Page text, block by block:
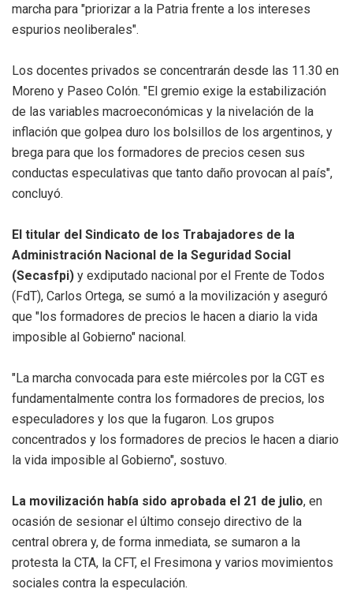
marcha para "priorizar a la Patria frente a los intereses
espurios neoliberales".
Los docentes privados se concentrarán desde las 11.30 en
Moreno y Paseo Colón. "El gremio exige la estabilización
de las variables macroeconómicas y la nivelación de la
inflación que golpea duro los bolsillos de los argentinos, y
brega para que los formadores de precios cesen sus
conductas especulativas que tanto daño provocan al país",
concluyó.
El titular del Sindicato de los Trabajadores de la
Administración Nacional de la Seguridad Social
(Secasfpi) y exdiputado nacional por el Frente de Todos
(FdT), Carlos Ortega, se sumó a la movilización y aseguró
que "los formadores de precios le hacen a diario la vida
imposible al Gobierno" nacional.
"La marcha convocada para este miércoles por la CGT es
fundamentalmente contra los formadores de precios, los
especuladores y los que la fugaron. Los grupos
concentrados y los formadores de precios le hacen a diario
la vida imposible al Gobierno", sostuvo.
La movilización había sido aprobada el 21 de julio, en
ocasión de sesionar el último consejo directivo de la
central obrera y, de forma inmediata, se sumaron a la
protesta la CTA, la CFT, el Fresimona y varios movimientos
sociales contra la especulación.